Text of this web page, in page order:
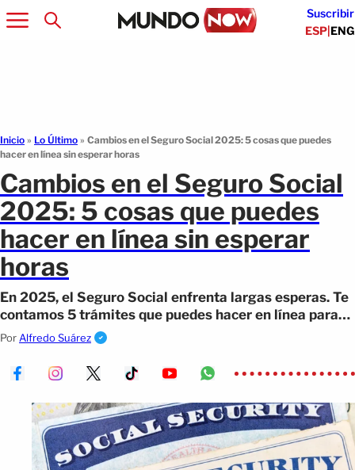
Suscribir
ESP|ENG
Inicio » Lo Último » Cambios en el Seguro Social 2025: 5 cosas que puedes
hacer en línea sin esperar horas
Cambios en el Seguro Social
2025: 5 cosas que puedes
hacer en línea sin esperar
horas
En 2025, el Seguro Social enfrenta largas esperas. Te
contamos 5 trámites que puedes hacer en línea para
evitar filas y ahorrar tiempo.
Por Alfredo Suárez